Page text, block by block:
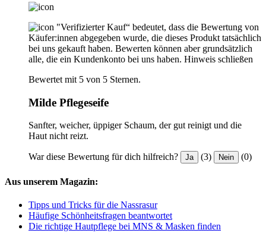
"Verifizierter Kauf“ bedeutet, dass die Bewertung von
Käufer:innen abgegeben wurde, die dieses Produkt tatsächlich
bei uns gekauft haben. Bewerten können aber grundsätzlich
alle, die ein Kundenkonto bei uns haben. Hinweis schließen
Bewertet mit 5 von 5 Sternen.
Milde Pflegeseife
Sanfter, weicher, üppiger Schaum, der gut reinigt und die
Haut nicht reizt.
War diese Bewertung für dich hilfreich? Ja (3) Nein (0)
Aus unserem Magazin:
Tipps und Tricks für die Nassrasur
Häufige Schönheitsfragen beantwortet
Die richtige Hautpflege bei MNS & Masken finden